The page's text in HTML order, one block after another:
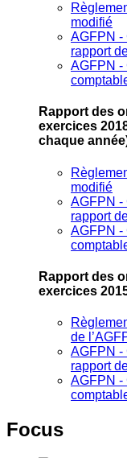
modifié
AGFPN
rapport
AGFPN
Rapport des
exercices
chaque
modifié
AGFPN
rapport
AGFPN
Rapport des
exercices
de
AGFPN
rapport
AGFPN
Focus